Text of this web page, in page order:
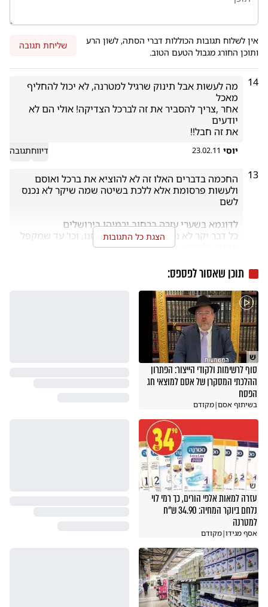
אין לשלוח תגובות הכוללות דברי הסתה, לשון הרע
ותוכן החורג מגבול הטעם הטוב.
שליחת תגובה
14
את זה חבל!!
יוסי 23.02.11 דיווחתגובה
13
אותם על ארבע וזה חבל"ז
12
(נשלח באמצעות כיכר השבת בסלולרי)
אבי 23.02.11
הצגת כל התגובות
תוכן שאסור לפספס:
ש
סוף לרשימות ולקודי הייצור: הפתרון
ההלכתי המסקרן של אסם למוצאי חג
הפסח
בשיתוף אסם|מקודם
ש
עזרה למאות אלפי הורים, כך רמי לוי
נלחם ביוקר המחיה: 34.90 ש"ח
למטרנה
אסף מגידו|מקודם